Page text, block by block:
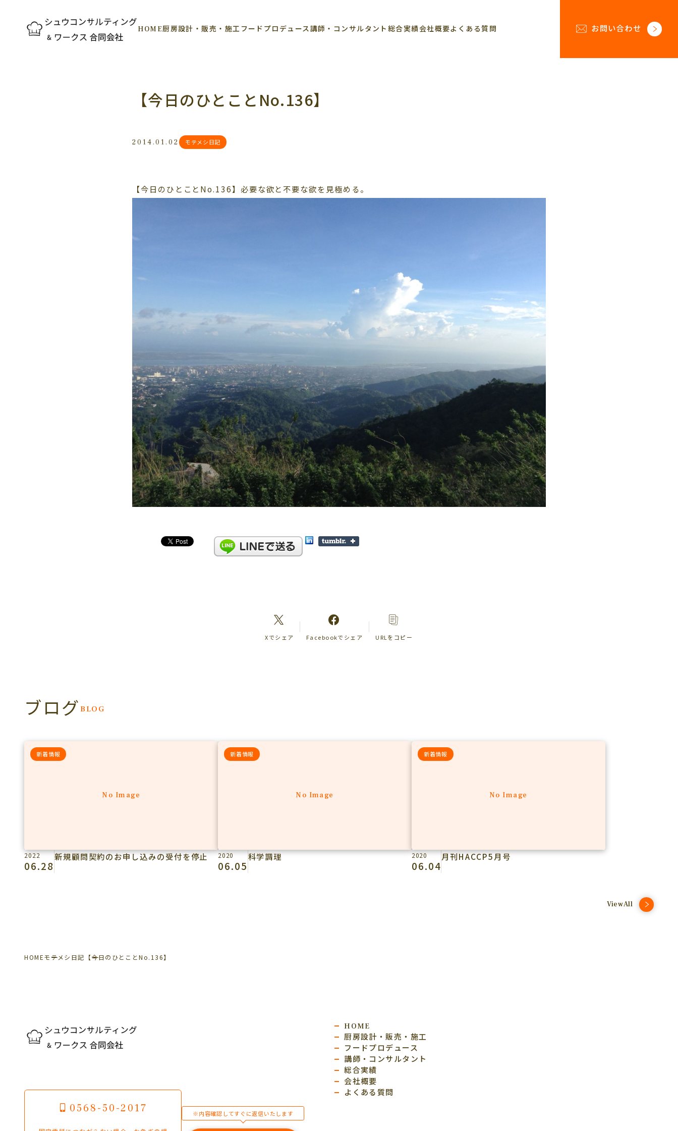
HOME厨房設計・販売・施工 フードプロデュース講師・コンサルタント 総合実績会社概要よくある質問 お問い合わせ
【今日のひとことNo.136】
2014.01.02 モテメシ日記
【今日のひとことNo.136】必要な欲と不要な欲を見極める。
Xでシェア Facebookでシェア URLをコピー
BLOG
ブログ
No Image
新着情報
2022
06.28
新規顧問契約のお申し込みの受付を停止
No Image
新着情報
2020
06.05
科学調理
No Image
新着情報
2020
06.04
月刊HACCP5月号
ViewAll
HOMEモテメシ日記 【今日のひとことNo.136】
0568-50-2017 ※内容確認してすぐに返信いたします
HOME
厨房設計・販売・施工
フードプロデュース
講師・コンサルタント
総合実績
会社概要
よくある質問